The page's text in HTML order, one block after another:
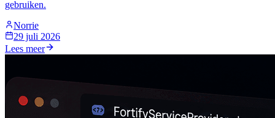
gebruiken.
Norrie
29 juli 2026
Lees meer